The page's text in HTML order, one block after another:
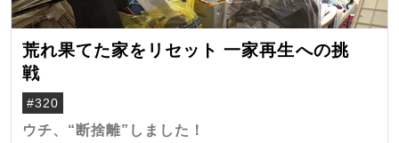
荒れ果てた家をリセット 一家再生への挑
戦
#320
ウチ、“断捨離”しました！